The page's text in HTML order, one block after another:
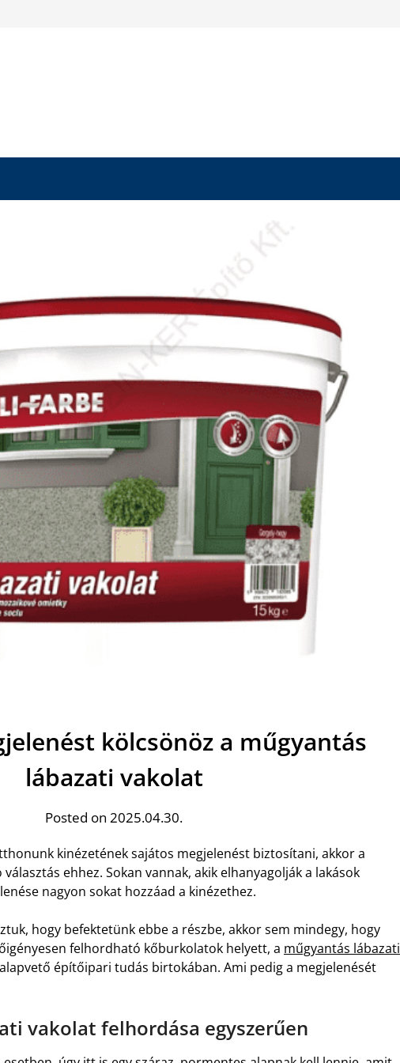
kölcsönöz a műgyantás
lábazati vakolat
Posted on 2025.04.30.
kinézetének sajátos megjelenést biztosítani, akkor a
ehhez. Sokan vannak, akik elhanyagolják a lakások
nagyon sokat hozzáad a kinézethez.
hogy befektetünk ebbe a részbe, akkor sem mindegy, hogy
felhordható kőburkolatok helyett, a műgyantás lábazati
építőipari tudás birtokában. Ami pedig a megjelenését
vakolat felhordása egyszerűen